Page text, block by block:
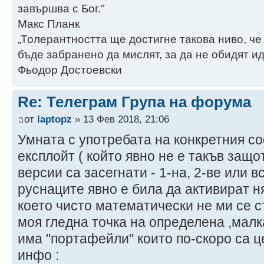
завършва с Бог."
Макс Планк
„Толерантността ще достигне такова ниво,
бъде забранено да мислят, за да не обидят
Фьодор Достоевски
Re: Телеграм Група на форума
от laptopz » 13 Фев 2018, 21:06
Умната с употребата на конкретния
експлойт ( който явно не е такъв
версии са засегнати - 1-на, 2-ве или
руснаците явно е била да активират
което чисто математически не ми се
моя гледна точка на определена
има "портафейли" които по-скоро са
инфо :